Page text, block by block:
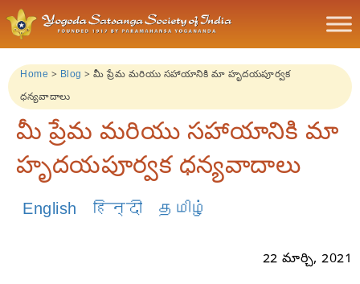
Home > Blog > మీ ప్రేమ మరియు సహాయానికి మా హృదయపూర్వక
ధన్యవాదాలు
మీ ప్రేమ మరియు సహాయానికి మా
హృదయపూర్వక ధన్యవాదాలు
English हिन्दी தமிழ்
22 మార్చి, 2021